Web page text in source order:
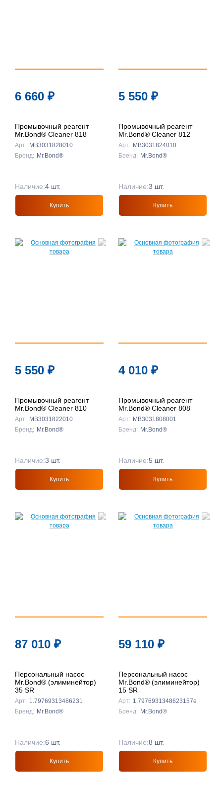
6 660 ₽
Промывочный реагент
Mr.Bond® Cleaner 818
Арт: MB3031828010
Бренд: Mr.Bond®
Наличие:4 шт.
Купить
5 550 ₽
Промывочный реагент
Mr.Bond® Cleaner 812
Арт: MB3031824010
Бренд: Mr.Bond®
Наличие:3 шт.
Купить
5 550 ₽
Промывочный реагент
Mr.Bond® Cleaner 810
Арт: MB3031822010
Бренд: Mr.Bond®
Наличие:3 шт.
Купить
4 010 ₽
Промывочный реагент
Mr.Bond® Cleaner 808
Арт: MB3031808001
Бренд: Mr.Bond®
Наличие:5 шт.
Купить
87 010 ₽
Персональный насос
Mr.Bond® (элиминейтор)
35 SR
Арт: 1.79769313486231
Бренд: Mr.Bond®
Наличие:6 шт.
Купить
59 110 ₽
Персональный насос
Mr.Bond® (элиминейтор)
15 SR
Арт: 1.7976931348623157e
Бренд: Mr.Bond®
Наличие:8 шт.
Купить